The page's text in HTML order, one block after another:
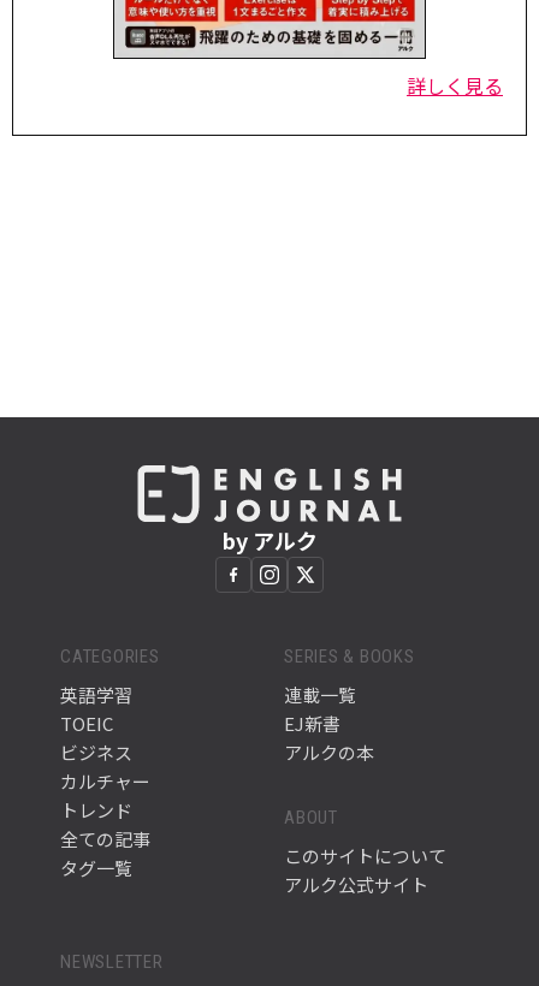
詳しく見る
by アルク
CATEGORIES
英語学習
TOEIC
ビジネス
カルチャー
トレンド
全ての記事
タグ一覧
SERIES & BOOKS
連載一覧
EJ新書
アルクの本
ABOUT
このサイトについて
アルク公式サイト
NEWSLETTER